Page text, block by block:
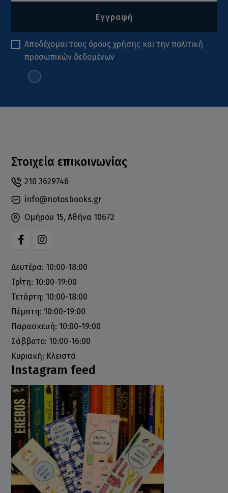
Εγγραφή
Αποδέχομαι τους όρους χρήσης και τηνπολιτική
προσωπικών δεδομένων
Στοιχεία επικοινωνίας
210 3629746
info@notosbooks.gr
Ομήρου 15, Αθήνα 10672
Δευτέρα: 10:00-18:00
Τρίτη: 10:00-19:00
Τετάρτη: 10:00-18:00
Πέμπτη: 10:00-19:00
Παρασκευή: 10:00-19:00
Σάββατο: 10:00-16:00
Κυριακή: Κλειστά
Instagram feed